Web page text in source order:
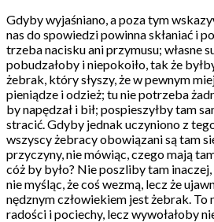
Gdyby wyjaśniano, a poza tym
nas do spowiedzi powinna skłaniać i
trzeba nacisku ani przymusu; własne
pobudzałoby i niepokoiło, tak że
żebrak, który słyszy, że w pewnym
pieniądze i odzież; tu nie potrzeba
by napędzał i bił; pospieszyłby tam
stracić. Gdyby jednak uczyniono z
wszyscy żebracy obowiązani są tam
przyczyny, nie mówiąc, czego mają
cóż by było? Nie poszliby tam
nie myśląc, że coś wezmą, lecz że
nędznym człowiekiem jest żebrak. To
radości i pociechy, lecz wywołałoby